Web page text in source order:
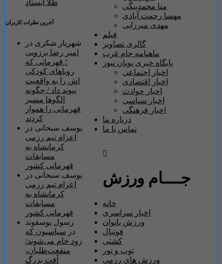
منا محمدبیگی
مهسا رحمت آبادی
مهدی میرزایی
فیلم
گالری تصاویر
ماهنامه جام غرب
پایگاه خبری پویان نیوز
اخبار اجتماعی
اخبار اقتصادی
اخبار حوادث
اخبار سیاسی
اخبار فرهنگی
درباره ما
تماس با ما
جــــام ورزش
خانه
اخبار سراسری
ورزش بانوان
فوتبال
کشتی
توپ و تور
ورزش های رزمی
طلا ایستاد
آخرین نظرات کاربران
شهریار شکری در
امیر رضا برزویی
؛ قهرمانی که
رویاهای کودکی
اش را به واقعیت
پیوند داد / چگونه
الگوها مسیر
قهرمانی را هموار
کردند
یوسف سبحانی در
اعزام تیم رزمی
کرمانشاه به
مسابقات
قهرمانی کشور
یوسف سبحانی در
اعزام تیم رزمی
کرمانشاه به
مسابقات
قهرمانی کشور
رسول یوسفوند
در سیاسیون که
زود خام می‌شوند/
منفعت‌طلبان،
آفت بزرگ